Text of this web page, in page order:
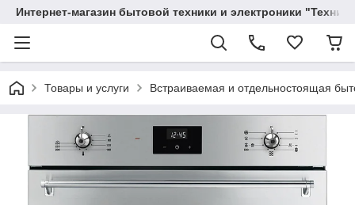
Интернет-магазин бытовой техники и электроники
Товары и услуги Вcтраиваемая и отдельностоящая